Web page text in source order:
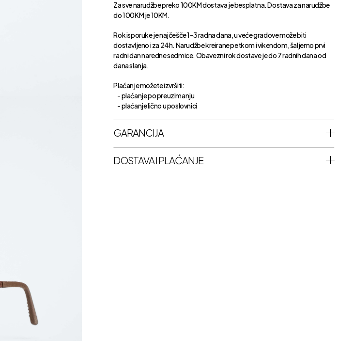
Za sve narudžbe preko 100KM dostava je besplatna. Dostava za narudžbe
do 100KM je 10KM.
Rok isporuke je najčešče 1-3 radna dana, u veće gradove može biti
dostavljeno i za 24h. Narudžbe kreirane petkom i vikendom, šaljemo prvi
radni dan naredne sedmice. Obavezni rok dostave je do 7 radnih dana od
dana slanja.
Plaćanje možete izvršiti:
- plaćanje po preuzimanju
- plaćanje lično u poslovnici
GARANCIJA
DOSTAVA I PLAĆANJE